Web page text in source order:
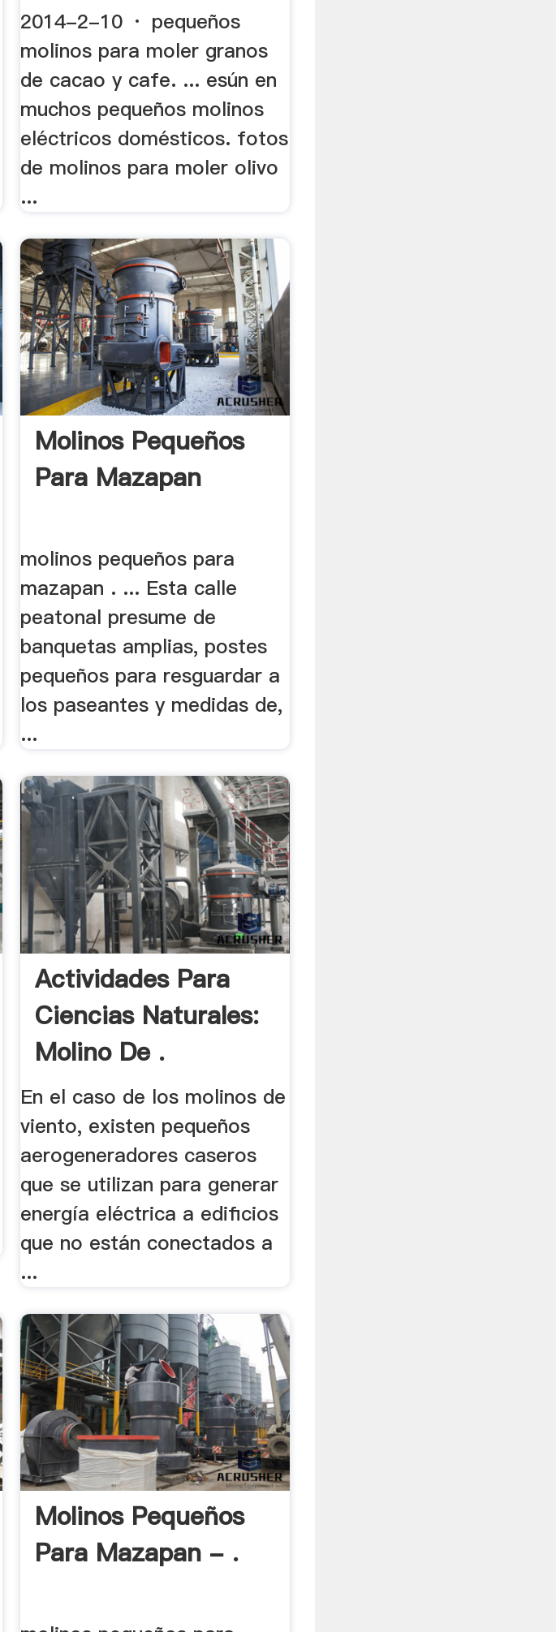
2014-2-10 · pequeños
molinos para moler granos
de cacao y cafe. ... esún en
muchos pequeños molinos
eléctricos domésticos. fotos
de molinos para moler olivo
...
Molinos Pequeños
Para Mazapan
molinos pequeños para
mazapan . ... Esta calle
peatonal presume de
banquetas amplias, postes
pequeños para resguardar a
los paseantes y medidas de,
...
Actividades Para
Ciencias Naturales:
Molino De .
En el caso de los molinos de
viento, existen pequeños
aerogeneradores caseros
que se utilizan para generar
energía eléctrica a edificios
que no están conectados a
...
Molinos Pequeños
Para Mazapan - .